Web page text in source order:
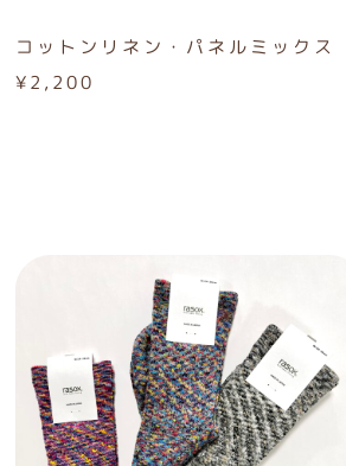
コットンリネン・パネルミックス
¥2,200